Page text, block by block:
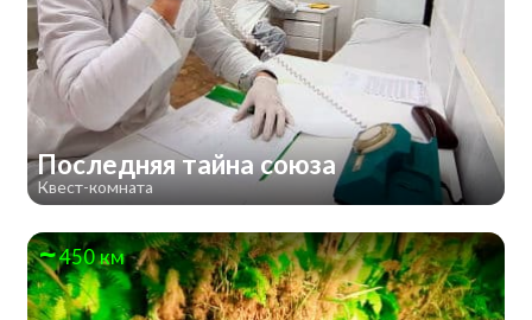
Последняя тайна союза
Квест-комната
450 км